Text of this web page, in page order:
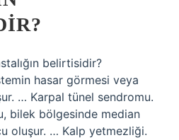
belirtisidir?
hasar görmesi veya
… Karpal tünel sendromu.
bilek bölgesinde median
oluşur. … Kalp yetmezliği.